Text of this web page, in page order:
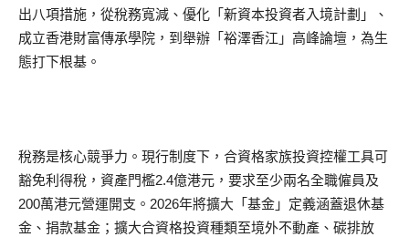
出八項措施，從稅務寬減、優化「新資本投資者入境計劃」、
成立香港財富傳承學院，到舉辦「裕澤香江」高峰論壇，為生
態打下根基。
稅務是核心競爭力。現行制度下，合資格家族投資控權工具可
豁免利得稅，資產門檻2.4億港元，要求至少兩名全職僱員及
200萬港元營運開支。2026年將擴大「基金」定義涵蓋退休基
金、捐款基金；擴大合資格投資種類至境外不動產、碳排放